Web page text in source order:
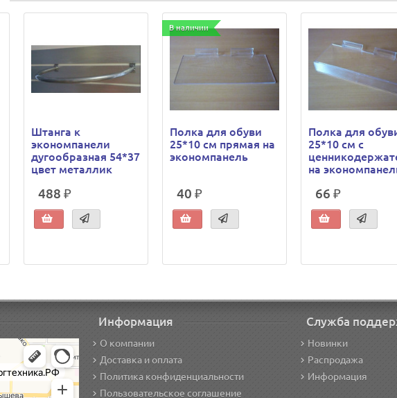
Штанга к
экономпанели
дугообразная 54*37
цвет металлик
488 ₽
В наличии
Полка для обуви
25*10 см прямая на
экономпанель
40 ₽
Полка для
25*10 см с
на
66 ₽
Информация
О компании
Доставка и оплата
Политика конфиденциальности
Пользовательское соглашение
Служба
Новинки
Распродажа
Информация